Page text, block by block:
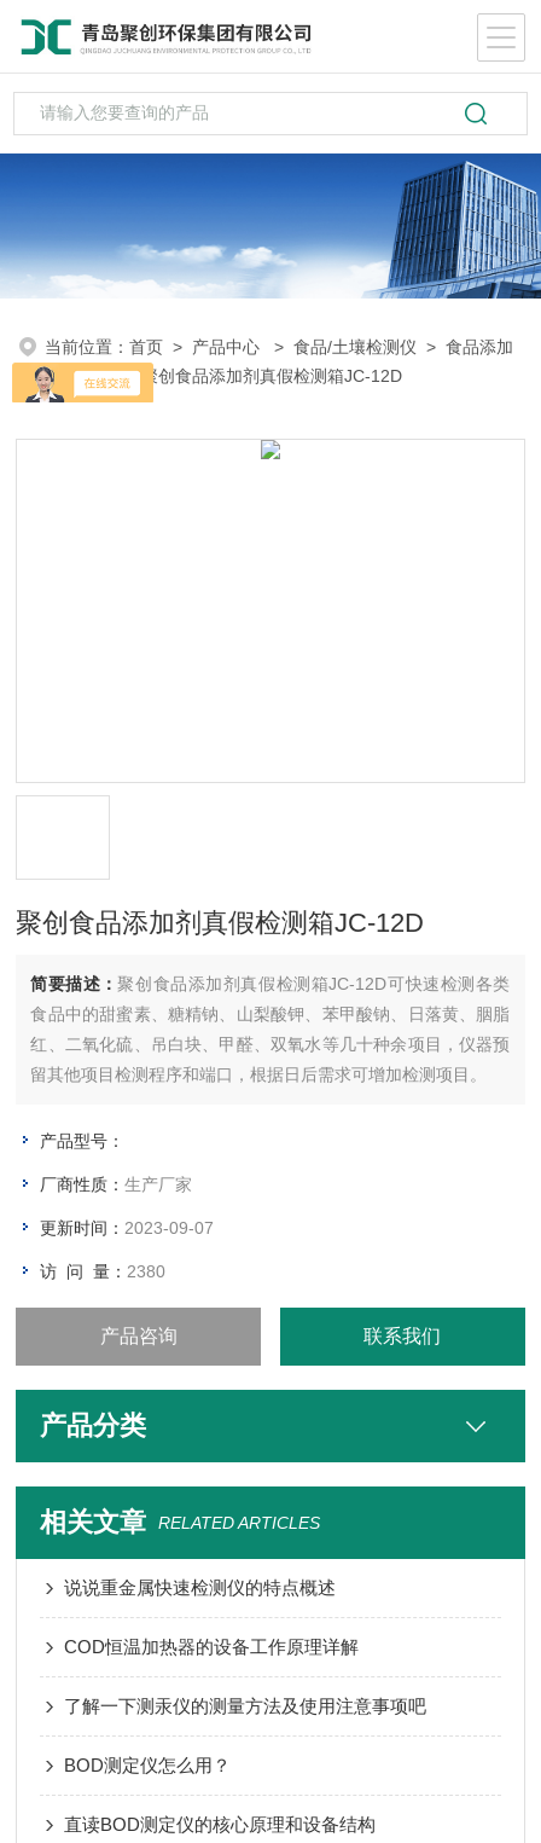
当前位置：首页 > 产品中心 >食品/土壤检测仪 >食品添加
剂检测仪> 聚创食品添加剂真假检测箱JC-12D
聚创食品添加剂真假检测箱JC-12D
简要描述：聚创食品添加剂真假检测箱JC-12D可快速检测各类
食品中的甜蜜素、糖精钠、山梨酸钾、苯甲酸钠、日落黄、胭脂
红、二氧化硫、吊白块、甲醛、双氧水等几十种余项目，仪器预
留其他项目检测程序和端口，根据日后需求可增加检测项目。
产品型号：
厂商性质：生产厂家
更新时间： 2023-09-07
访 问 量： 2380
产品咨询 联系我们
产品分类
相关文章 RELATED ARTICLES
说说重金属快速检测仪的特点概述
COD恒温加热器的设备工作原理详解
了解一下测汞仪的测量方法及使用注意事项吧
BOD测定仪怎么用？
直读BOD测定仪的核心原理和设备结构